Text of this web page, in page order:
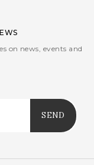
on news, events and